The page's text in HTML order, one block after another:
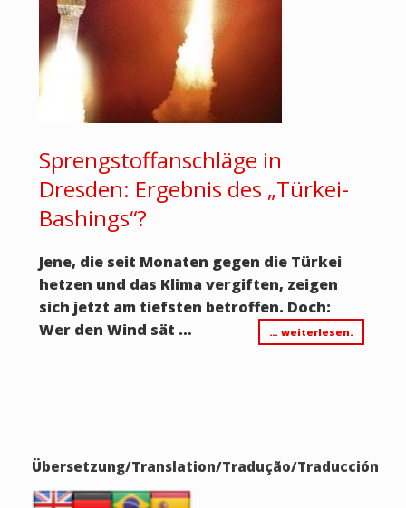
Sprengstoffanschläge in
Dresden: Ergebnis des „Türkei-
Bashings“?
Jene, die seit Monaten gegen die Türkei
hetzen und das Klima vergiften, zeigen
sich jetzt am tiefsten betroffen. Doch:
Wer den Wind sät …
… weiterlesen.
Übersetzung/Translation/Tradução/Traducción